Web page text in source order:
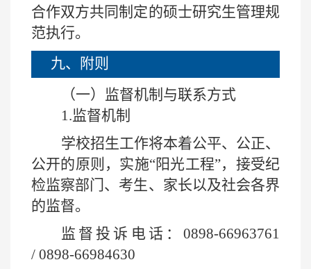
合作双方共同制定的硕士研究生管理规
范执行。
九、附则
（一）监督机制与联系方式
1.监督机制
学校招生工作将本着公平、公正、
公开的原则，实施“阳光工程”，接受纪
检监察部门、考生、家长以及社会各界
的监督。
监督投诉电话： 0898-66963761
/ 0898-66984630